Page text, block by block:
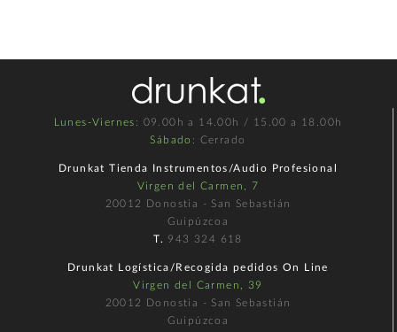
Lunes-Viernes : 09.00h a 14.00h / 15.00 a 18.00h
Sábado : Cerrado
Drunkat Tienda Instrumentos/Audio Profesional
Virgen del Carmen, 7
20012 Donostia - San Sebastián
Guipúzcoa
T. 943 324 618
Drunkat Logística/Recogida pedidos On Line
Virgen del Carmen, 39
20012 Donostia - San Sebastián
Guipúzcoa